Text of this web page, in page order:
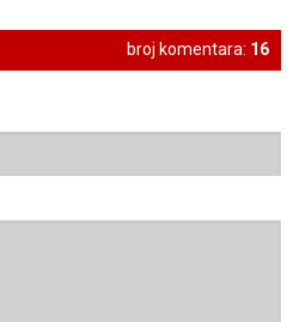
broj komentara: 16